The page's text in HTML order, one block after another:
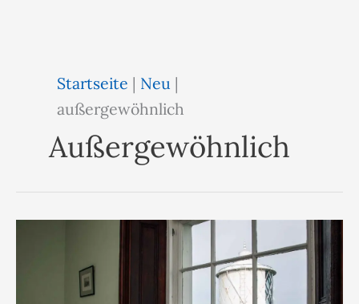
Startseite | Neu |
außergewöhnlich
Außergewöhnlich